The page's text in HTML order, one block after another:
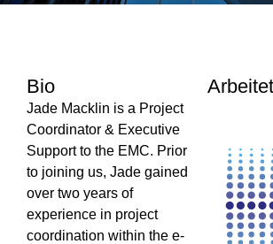
Bio
Jade Macklin is a Project
Coordinator & Executive
Support to the EMC. Prior
to joining us, Jade gained
over two years of
experience in project
coordination within the e-